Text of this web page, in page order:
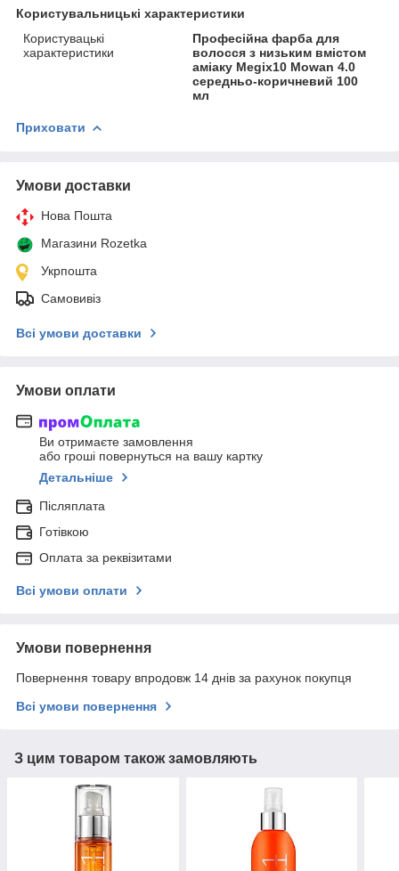
Користувальницькі характеристики
Користувацькі
характеристики
Професійна фарба для
волосся з низьким вмістом
аміаку Megix10 Mowan 4.0
середньо-коричневий 100
мл
Приховати
Умови доставки
Нова Пошта
Магазини Rozetka
Укрпошта
Самовивіз
Всі умови доставки
Умови оплати
Ви отримаєте замовлення
або гроші повернуться на вашу картку
Детальніше
Післяплата
Готівкою
Оплата за реквізитами
Всі умови оплати
Умови повернення
Повернення товару впродовж 14 днів за рахунок покупця
Всі умови повернення
З цим товаром також замовляють